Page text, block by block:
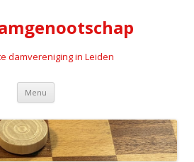
damvereniging in Leiden
Menu Spring naar de inhoud